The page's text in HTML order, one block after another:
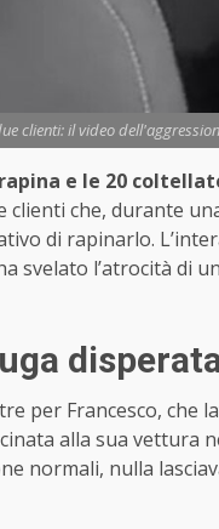
clienti: il video
e le 20
che, durante
di rapinarlo.
svelato l’atrocità di
per Francesco,
alla sua vettura
normali, nulla